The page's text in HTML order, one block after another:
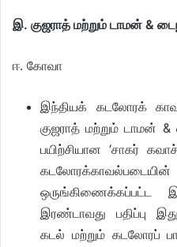
இ. குஜராத் மற்றும் டாமன் &
ஈ. கோவா
இந்தியக் கடலோரக்
குஜராத் மற்றும் டாமன் &
பயிற்சியான ‘சாகர்
ஒருங்கிணைக்கப்பட்ட
இரண்டாவது பதிப்பு
கடல் மற்றும் கடலோரப்